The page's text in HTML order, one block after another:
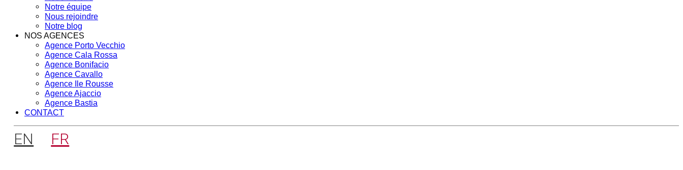
Notre équipe
Nous rejoindre
Notre blog
NOS AGENCES
Agence Porto Vecchio
Agence Cala Rossa
Agence Bonifacio
Agence Cavallo
Agence Ile Rousse
Agence Ajaccio
Agence Bastia
CONTACT
EN FR